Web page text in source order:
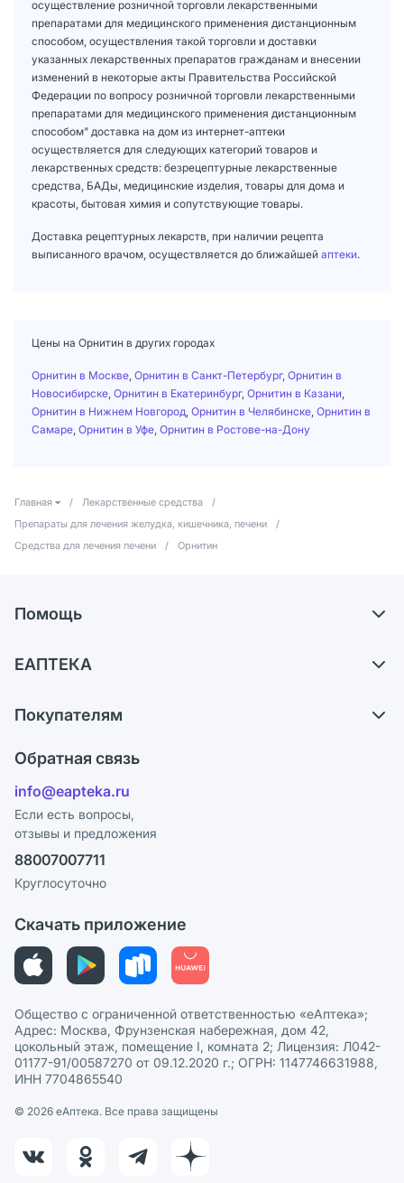
осуществление розничной торговли лекарственными
препаратами для медицинского применения дистанционным
способом, осуществления такой торговли и доставки
указанных лекарственных препаратов гражданам и внесении
изменений в некоторые акты Правительства Российской
Федерации по вопросу розничной торговли лекарственными
препаратами для медицинского применения дистанционным
способом" доставка на дом из интернет-аптеки
осуществляется для следующих категорий товаров и
лекарственных средств: безрецептурные лекарственные
средства, БАДы, медицинские изделия, товары для дома и
красоты, бытовая химия и сопутствующие товары.
Доставка рецептурных лекарств, при наличии рецепта
выписанного врачом, осуществляется до ближайшей аптеки.
Цены на Орнитин в других городах
Орнитин в Москве Орнитин в Санкт-Петербург, Орнитин в
Новосибирске Орнитин в Екатеринбург, Орнитин в Казани
Орнитин в Нижнем Новгород Орнитин в Челябинске Орнитин в
Самаре Орнитин в Уфе Орнитин в Ростове-на-Дону
Главная / Лекарственные средства
/
Препараты для лечения желудка, кишечника, печени
/
Средства для лечения печени
/ Орнитин
Помощь
Самовывоз из аптек
Ответы на вопросы
Блог
ЕАПТЕКА
Карьера
Поставщики
Лицензия
Реклама на сайте
Ваши товары на ЕАПТЕКЕ
Покупателям
Программа СберСпасибо
Политика конфиденциальности
Пользовательское соглашение
Политика рекомендаций
Этика и соответствие
Политика в отношении обработки персональных данных
Обратная связь
info@eapteka.ru
Если есть вопросы,
отзывы и предложения
88007007711
Круглосуточно
Скачать приложение
Общество с ограниченной ответственностью «еАптека»;
Адрес: Москва, Фрунзенская набережная, дом 42,
цокольный этаж, помещение I, комната 2; Лицензия: Л042-
01177-91/00587270 от 09.12.2020 г.; ОГРН: 1147746631988,
ИНН 7704865540
© 2026 eАптека. Все права защищены